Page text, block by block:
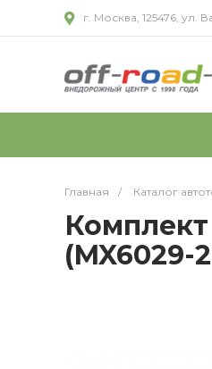
г. Москва, 125476,
Главная / Каталог
Комплект
(MX6029-